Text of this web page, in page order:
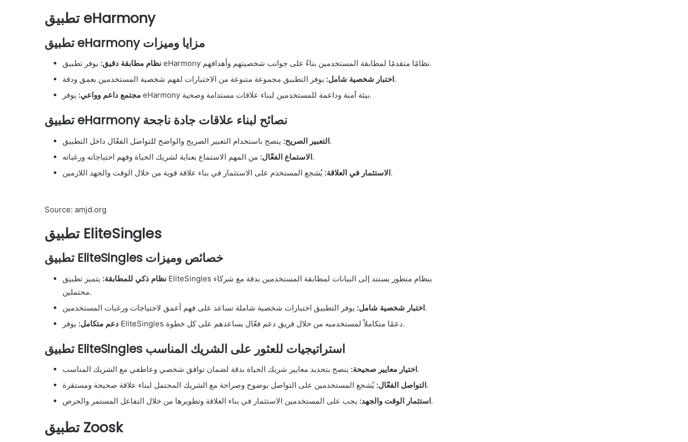
تطبيق eHarmony
تطبيق eHarmony مزايا وميزات
نظام مطابقة دقيق:
يوفر تطبيق eHarmony نظامًا متقدمًا لمطابقة المستخدمين بناءً على جوانب شخصيتهم وأهدافهم.
اختبار شخصية شامل: يوفر التطبيق مجموعة متنوعة من الاختبارات لفهم شخصية المستخدمين بعمق ودقة.
مجتمع داعم وواعي:
يوفر eHarmony بيئة آمنة وداعمة للمستخدمين لبناء علاقات مستدامة وصحية.
تطبيق eHarmony نصائح لبناء علاقات جادة ناجحة
التعبير الصريح:ينصح باستخدام التعبير الصريح والواضح للتواصل الفعّال داخل التطبيق.
الاستماع الفعّال:من المهم الاستماع بعناية لشريك الحياة وفهم احتياجاته ورغباته.
الاستثمار في العلاقة:يُشجع المستخدم على الاستثمار في بناء علاقة قوية من خلال الوقت والجهد اللازمين.
Source: amjd.org
تطبيق EliteSingles
تطبيق EliteSingles خصائص وميزات
نظام ذكي للمطابقة: يتميز تطبيق EliteSingles بنظام متطور يستند إلى البيانات لمطابقة المستخدمين بدقة مع شركاء
محتملين.
اختبار شخصية شامل:يوفر التطبيق اختبارات شخصية شاملة تساعد على فهم أعمق لاحتياجات ورغبات المستخدمين.
دعم متكامل:
يوفر EliteSingles دعمًا متكاملاً لمستخدميه من خلال فريق دعم فعّال يساعدهم على كل خطوة.
تطبيق EliteSingles استراتيجيات للعثور على الشريك المناسب
اختيار معايير صحيحة: ينصح بتحديد معايير شريك الحياة بدقة لضمان توافق شخصي وعاطفي مع الشريك المناسب.
التواصل الفعّال: يُشجع المستخدمين على التواصل بوضوح وصراحة مع الشريك المحتمل لبناء علاقة صحيحة ومستقرة.
استثمار الوقت والجهد: يجب على المستخدمين الاستثمار في بناء العلاقة وتطويرها من خلال التفاعل المستمر والحرص.
تطبيق Zoosk